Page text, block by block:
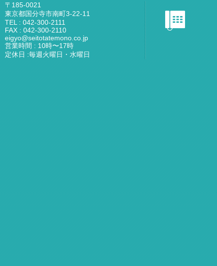
〒185-0021
東京都国分寺市南町3-22-11
TEL : 042-300-2111
FAX : 042-300-2110
eigyo@seitotatemono.co.jp
営業時間 : 10時〜17時
定休日 :毎週火曜日・水曜日